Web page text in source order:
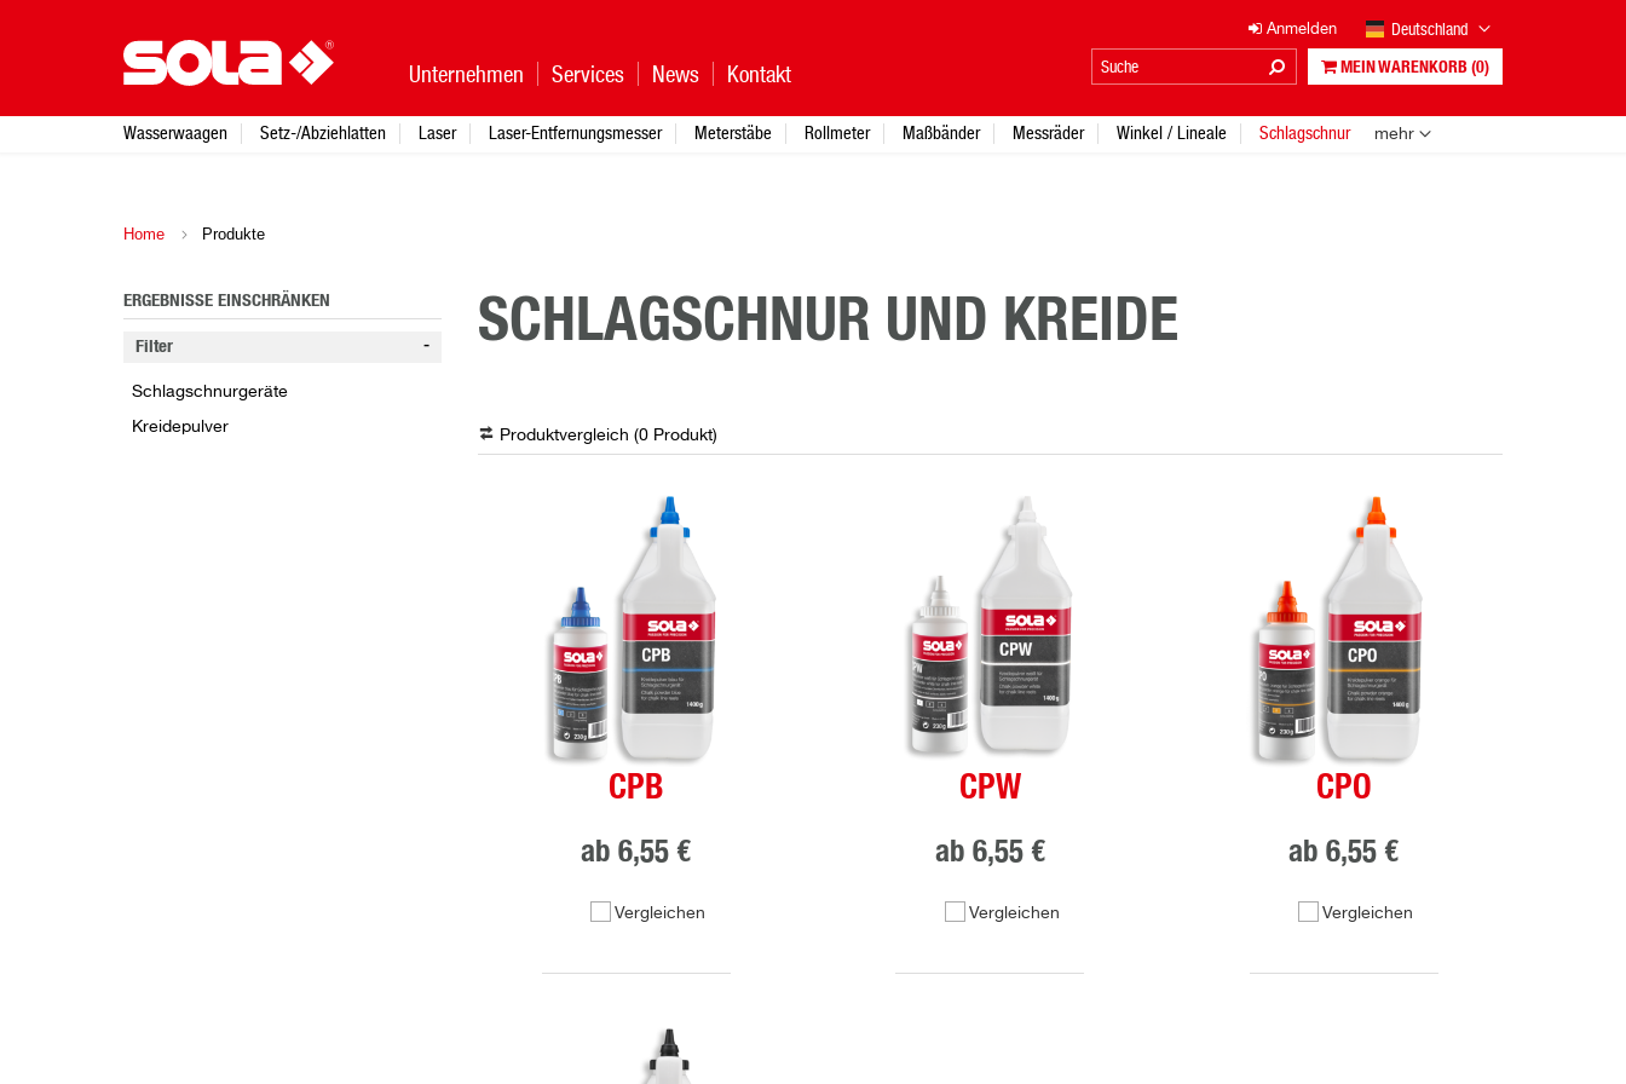
Home Produkte
ERGEBNISSE EINSCHRÄNKEN
Filter
Schlagschnurgeräte
Kreidepulver
SCHLAGSCHNUR UND KREIDE
Produktvergleich (0 Produkt)
CPB
ab6,55 €
Vergleichen
CPW
ab 6,55 €
Vergleichen
CPO
ab6,55 €
Vergleichen
Unternehmen Services News Kontakt
Anmelden Deutschland
MEIN WARENKORB (0)
Wasserwaagen Setz-/Abziehlatten Laser Laser-Entfernungsmesser Meterstäbe Rollmeter Maßbänder Messräder Winkel / Lineale Schlagschnur mehr